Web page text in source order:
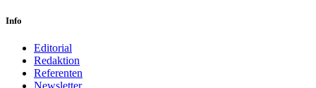
Info
Editorial
Redaktion
Referenten
Newsletter